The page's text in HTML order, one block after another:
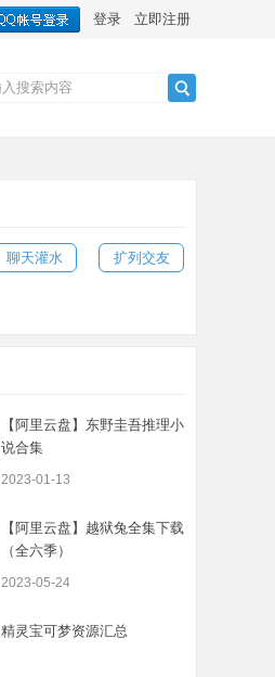
登录 立即注册
聊天灌水 扩列交友
【阿里云盘】东野圭吾推理小
说合集
2023-01-13
【阿里云盘】越狱兔全集下载
（全六季）
2023-05-24
精灵宝可梦资源汇总